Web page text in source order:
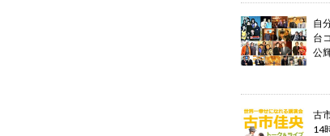
自
台
公
古
14